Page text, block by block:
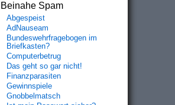
Beinahe Spam
Abgespeist
AdNauseam
Bundeswehrfragebogen im
Briefkasten?
Computerbetrug
Das geht so gar nicht!
Finanzparasiten
Gewinnspiele
Gnobbelmatsch